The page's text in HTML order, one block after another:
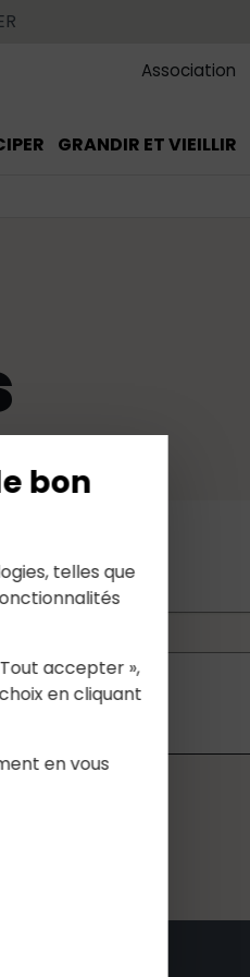
bon
telles que
accepter »,
en cliquant
en vous
Association
GRANDIR ET VIEILLIR